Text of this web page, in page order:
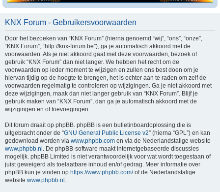
KNX Forum - Gebruikersvoorwaarden
Door het bezoeken van “KNX Forum” (hierna genoemd “wij”, “ons”, “onze”,
“KNX Forum”, “http://knx-forum.be”), ga je automatisch akkoord met de
voorwaarden. Als je niet akkoord gaat met deze voorwaarden, bezoek of
gebruik “KNX Forum” dan niet langer. We hebben het recht om de
voorwaarden op ieder moment te wijzigen en zullen ons best doen om je
hiervan tijdig op de hoogte te brengen, het is echter aan te raden om zelf de
voorwaarden regelmatig te controleren op wijzigingen. Ga je niet akkoord met
deze wijzigingen, maak dan niet langer gebruik van “KNX Forum”. Blijf je
gebruik maken van “KNX Forum”, dan ga je automatisch akkoord met de
wijzigingen en of toevoegingen.
Dit forum draait op phpBB. phpBB is een bulletinboardoplossing die is
uitgebracht onder de “GNU General Public License v2” (hierna “GPL”) en kan
gedownload worden via www.phpbb.com en via de Nederlandstalige website
www.phpbb.nl . De phpBB-software maakt internetgebaseerde discussies
mogelijk. phpBB Limited is niet verantwoordelijk voor wat wordt toegestaan of
juist geweigerd als toelaatbare inhoud en/of gedrag. Meer informatie over
phpBB kun je vinden op https://www.phpbb.com/of de Nederlandstalige
website www.phpbb.nl .